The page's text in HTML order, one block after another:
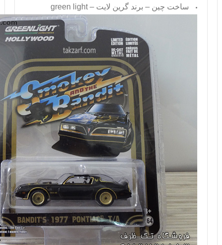
ساخت چین – برند گرین لایت –green light